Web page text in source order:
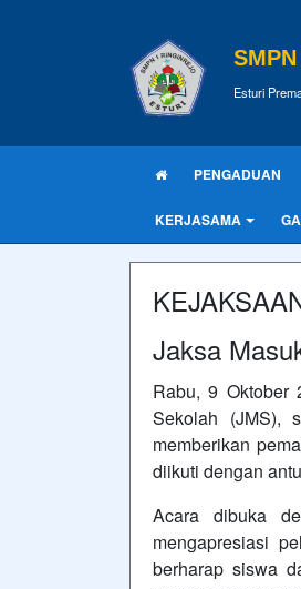
Esturi
PENGADUAN
KERJASAMA
Jaksa
Rabu, 9 Oktober
Sekolah (JMS),
memberikan
diikuti dengan
Acara dibuka
mengapresiasi
berharap siswa